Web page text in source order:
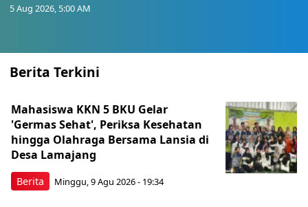
5 Aug 2026, 5:00 AM
Berita Terkini
Berita
Mahasiswa KKN 5 BKU Gelar
'Germas Sehat', Periksa Kesehatan
hingga Olahraga Bersama Lansia di
Desa Lamajang
Minggu, 9 Agu 2026 - 19:34